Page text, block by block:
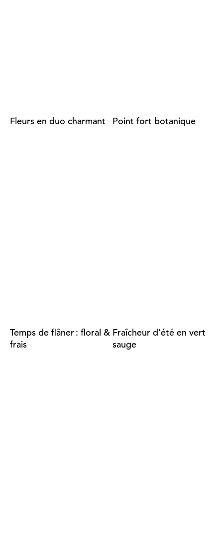
Fleurs en duo charmant Point fort botanique
Temps de flâner : floral &
frais
Fraîcheur d’été en vert
sauge